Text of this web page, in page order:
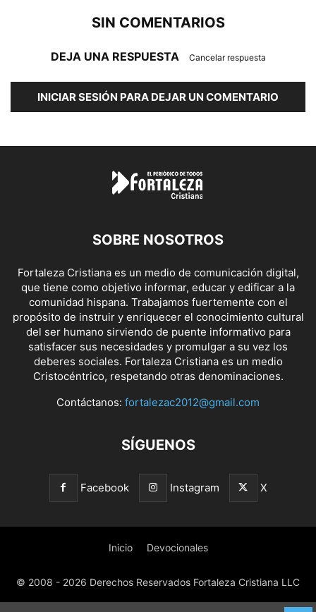
SIN COMENTARIOS
DEJA UNA RESPUESTA Cancelar respuesta
INICIAR SESIÓN PARA DEJAR UN COMENTARIO
SOBRE NOSOTROS
Fortaleza Cristiana es un medio de comunicación digital,
que tiene como objetivo informar, educar y edificar a la
comunidad hispana. Trabajamos fuertemente con el
propósito de instruir y enriquecer el conocimiento cultural
del ser humano sirviendo de puente informativo para
satisfacer sus necesidades y promulgar a su vez los
deberes sociales. Fortaleza Cristiana es un medio
Cristocéntrico, respetando otras denominaciones.
Contáctanos: fortalezac2012@gmail.com
SÍGUENOS
Facebook Instagram X
Inicio Devocionales
© 2008 - 2026 Derechos Reservados Fortaleza Cristiana LLC